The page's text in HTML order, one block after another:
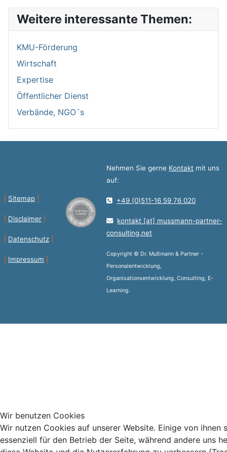
Weitere interessante Themen:
KMU-Förderung
Wirtschaft
Expertise
Öffentlicher Dienst
Verbände, NGO´s
Sitemap
Disclaimer
Datenschutz
Impressum
Nehmen Sie gerne Kontakt mit uns
auf:
+49 (0)511-16 59 76 020
kontakt [at] mussmann-partner-
consulting.net
Copyright © Dr. Mußmann & Partner -
Personalentwicklung,
Organisationsentwicklung, Consulting, E-
Learning.
Wir benutzen Cookies
Wir nutzen Cookies auf unserer Website. Einige von ihnen
essenziell für den Betrieb der Seite, während andere uns